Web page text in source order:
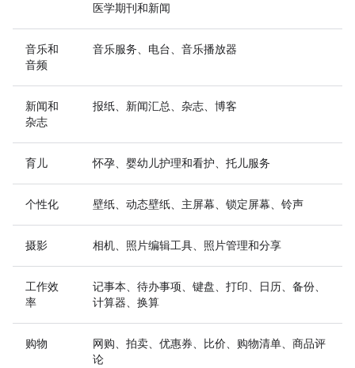
医学期刊和新闻
音乐和
音频
音乐服务、电台、音乐播放器
新闻和
杂志
报纸、新闻汇总、杂志、博客
育儿 怀孕、婴幼儿护理和看护、托儿服务
个性化 壁纸、动态壁纸、主屏幕、锁定屏幕、铃声
摄影 相机、照片编辑工具、照片管理和分享
工作效
率
记事本、待办事项、键盘、打印、日历、备份、
计算器、换算
购物
网购、拍卖、优惠券、比价、购物清单、商品评
论